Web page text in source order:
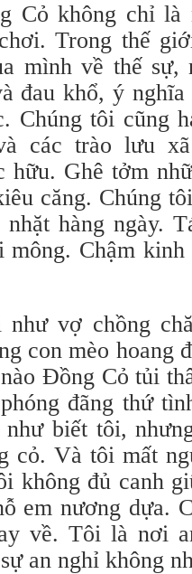
Cỏ không chỉ là
Trong thế
mình về thế
đau khổ, ý
Chúng tôi cũng
các trào lưu
hữu. Ghê tởm
căng. Chúng
hàng ngày.
mông. Chậm
vợ chồng
con mèo hoang
Đồng Cỏ tủi
đãng thứ
biết tôi,
cỏ. Và tôi mất
không đủ canh
em nương dựa.
về. Tôi là nơi
an nghỉ không